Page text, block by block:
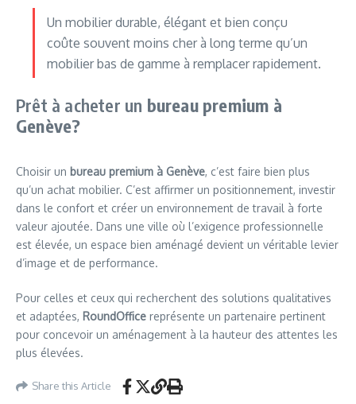
Un mobilier durable, élégant et bien conçu
coûte souvent moins cher à long terme qu’un
mobilier bas de gamme à remplacer rapidement.
Prêt à acheter un bureau premium à
Genève?
Choisir un bureau premium à Genève, c’est faire bien plus
qu’un achat mobilier. C’est affirmer un positionnement, investir
dans le confort et créer un environnement de travail à forte
valeur ajoutée. Dans une ville où l’exigence professionnelle
est élevée, un espace bien aménagé devient un véritable levier
d’image et de performance.
Pour celles et ceux qui recherchent des solutions qualitatives
et adaptées, RoundOffice représente un partenaire pertinent
pour concevoir un aménagement à la hauteur des attentes les
plus élevées.
Share this Article